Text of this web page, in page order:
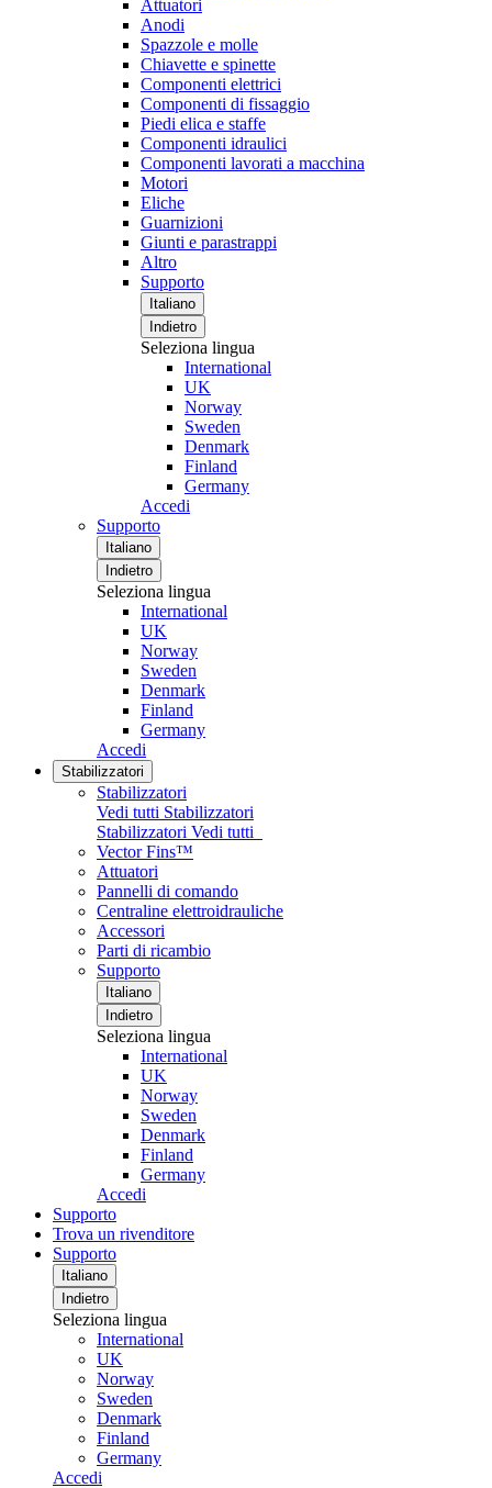
Attuatori
Anodi
Spazzole e molle
Chiavette e spinette
Componenti elettrici
Componenti di fissaggio
Piedi elica e staffe
Componenti idraulici
Componenti lavorati a macchina
Motori
Eliche
Guarnizioni
Giunti e parastrappi
Altro
Supporto
Italiano
Indietro
Seleziona lingua
International
UK
Norway
Sweden
Denmark
Finland
Germany
Accedi
Supporto
Italiano
Indietro
Seleziona lingua
International
UK
Norway
Sweden
Denmark
Finland
Germany
Accedi
Stabilizzatori
Stabilizzatori
Vedi tutti Stabilizzatori
Stabilizzatori Vedi tutti
Vector Fins™
Attuatori
Pannelli di comando
Centraline elettroidrauliche
Accessori
Parti di ricambio
Supporto
Italiano
Indietro
Seleziona lingua
International
UK
Norway
Sweden
Denmark
Finland
Germany
Accedi
Supporto
Trova un rivenditore
Supporto
Italiano
Indietro
Seleziona lingua
International
UK
Norway
Sweden
Denmark
Finland
Germany
Accedi